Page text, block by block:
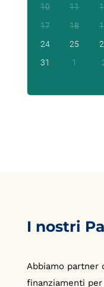
10
11
17
18
24
25
31
1
I nostri
Abbiamo partner
finanziamenti